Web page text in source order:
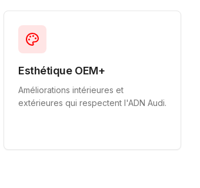
Esthétique OEM+
Améliorations intérieures et
extérieures qui respectent l'ADN Audi.